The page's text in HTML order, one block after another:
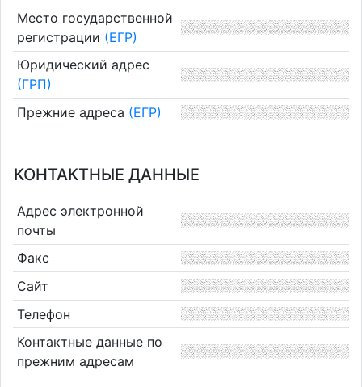
Место государственной
регистрации (ЕГР)
Юридический адрес
(ГРП)
Прежние адреса (ЕГР)
КОНТАКТНЫЕ ДАННЫЕ
Адрес электронной
почты
Факс
Сайт
Телефон
Контактные данные по
прежним адресам